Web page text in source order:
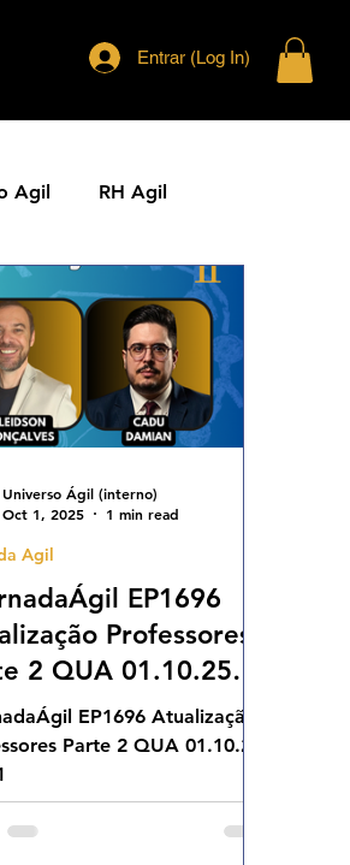
Entrar (Log In)
Agil RH Agil
Lideranca Agil
Gestao Agil
EP1696
Professores
2 QUA 01.10.25
EP1696 Atualização
Parte 2 QUA 01.10.25
Agil
Universo Ágil (interno)
Oct 1, 2025
1 min read